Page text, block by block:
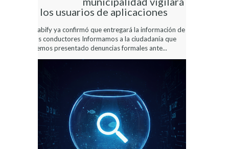
a los usuarios de aplicaciones
Cabify ya confirmó que entregará la información de
los conductores Informamos a la ciudadanía que
hemos presentado denuncias formales ante...